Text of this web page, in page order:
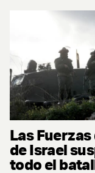
Las
de Israel
todo el